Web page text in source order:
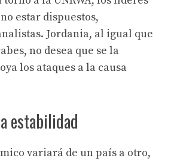
estar dispuestos,
Jordania, al igual que
no desea que se la
los ataques a la causa
estabilidad
variará de un país a otro,